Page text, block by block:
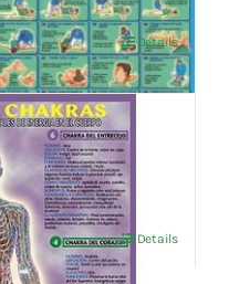
Details
Details